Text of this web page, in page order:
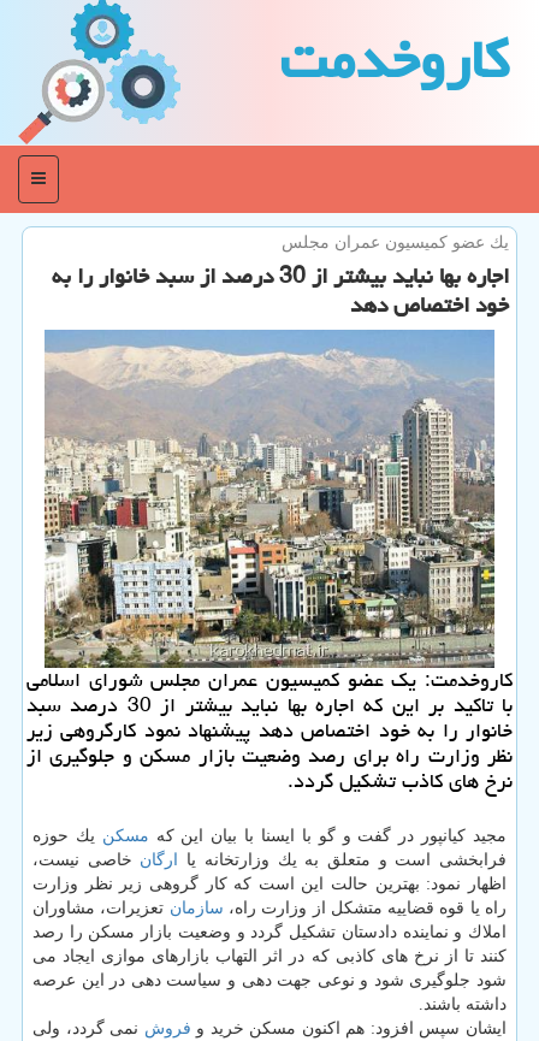
كاروخدمت
منو
یك عضو كمیسیون عمران مجلس
اجاره بها نباید بیشتر از 30 درصد از سبد خانوار را به
خود اختصاص دهد
كاروخدمت: یك عضو كمیسیون عمران مجلس شورای اسلامی
با تاكید بر این كه اجاره بها نباید بیشتر از 30 درصد سبد
خانوار را به خود اختصاص دهد پیشنهاد نمود كارگروهی زیر
نظر وزارت راه برای رصد وضعیت بازار مسكن و جلوگیری از
نرخ های كاذب تشكیل گردد.
مجید كیانپور در گفت و گو با ایسنا با بیان این كه مسكن یك حوزه
فرابخشی است و متعلق به یك وزارتخانه یا ارگان خاصی نیست،
اظهار نمود: بهترین حالت این است كه كار گروهی زیر نظر وزارت
راه یا قوه قضاییه متشكل از وزارت راه، سازمان تعزیرات، مشاوران
املاك و نماینده دادستان تشكیل گردد و وضعیت بازار مسكن را رصد
كنند تا از نرخ های كاذبی كه در اثر التهاب بازارهای موازی ایجاد می
شود جلوگیری شود و نوعی جهت دهی و سیاست دهی در این عرصه
داشته باشند.
ایشان سپس افزود: هم اكنون مسكن خرید و فروش نمی گردد، ولی